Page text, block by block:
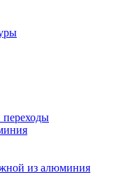
переходы
из алюминия